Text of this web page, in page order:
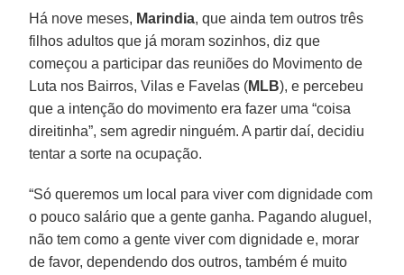
Há nove meses, Marindia, que ainda tem outros três
filhos adultos que já moram sozinhos, diz que
começou a participar das reuniões do Movimento de
Luta nos Bairros, Vilas e Favelas (MLB), e percebeu
que a intenção do movimento era fazer uma “coisa
direitinha”, sem agredir ninguém. A partir daí, decidiu
tentar a sorte na ocupação.
“Só queremos um local para viver com dignidade com
o pouco salário que a gente ganha. Pagando aluguel,
não tem como a gente viver com dignidade e, morar
de favor, dependendo dos outros, também é muito